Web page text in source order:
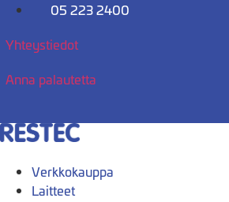
Mene
05 223 2400
Yhteystiedot
Anna palautetta
Verkkokauppa
Laitteet